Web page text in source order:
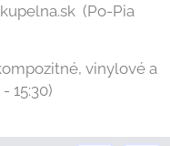
(Po-Pia
vinylové a
15:30)